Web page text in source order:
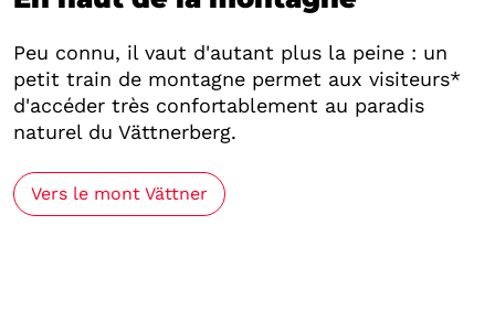
Peu connu, il vaut d'autant plus la peine : un
petit train de montagne permet aux visiteurs*
d'accéder très confortablement au paradis
naturel du Vättnerberg.
Vers le mont Vättner